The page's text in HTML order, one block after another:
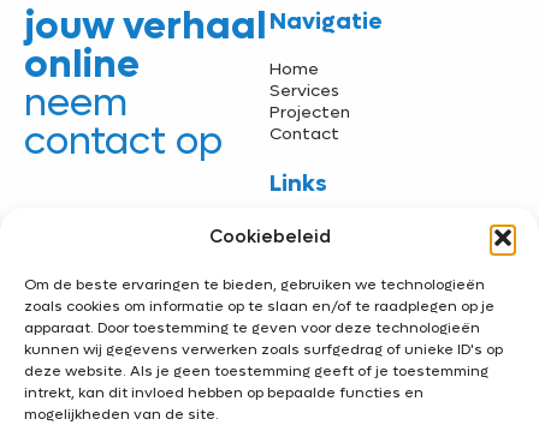
Cookiebeleid
Om de beste ervaringen te bieden, gebruiken we technologieën
zoals cookies om informatie op te slaan en/of te raadplegen op je
apparaat. Door toestemming te geven voor deze technologieën
kunnen wij gegevens verwerken zoals surfgedrag of unieke ID's op
deze website. Als je geen toestemming geeft of je toestemming
intrekt, kan dit invloed hebben op bepaalde functies en
mogelijkheden van de site.
jouw verhaal
online
neem
contact op
06 42 67 54 55
Navigatie
Home
Services
Projecten
Contact
Links
Klantportaal
Algemene voowaarden
Privacy policy
Support
Alle rechten
voorbehouden © 2025